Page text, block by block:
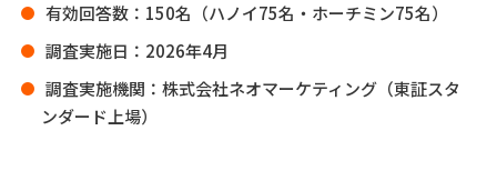
有効回答数：150名（ハノイ75名・ホーチミン75名）
調査実施日：2026年4月
調査実施機関：株式会社ネオマーケティング（東証スタ
ンダード上場）